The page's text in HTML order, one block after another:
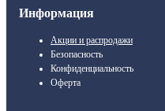
Информация
Акции и распродажи
Безопасность
Конфиденциальность
Оферта